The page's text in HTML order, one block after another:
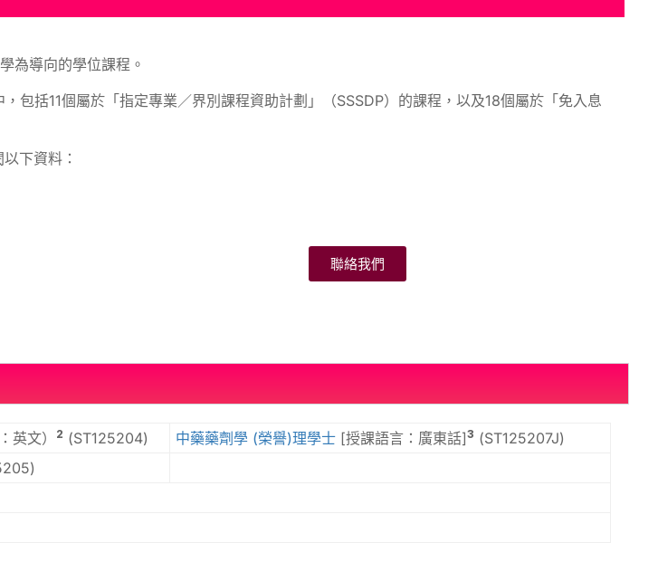
為導向的學位課程。
括11個屬於「指定專業／界別課程資助計劃」（SSSDP）的課程，以及18個屬於「免入息
下資料：
聯絡我們
英文） 2 (ST125204) 中藥藥劑學 (榮譽)理學士 [授課語言：廣東話]3 (ST125207J)